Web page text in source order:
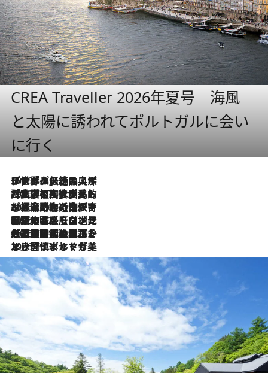
CREA Traveller 2026年夏号 海風
と太陽に誘われてポルトガルに会い
に行く
2026.8.8
リスボンの絶品スイーツ「パステル・デ・ナタ」とは？ポルトガル伝統の奥深い世界へ
2026.7.27
「私の祖国はポルトガル語です」国民的詩人フェルナンド・ペソアと、彼が愛した文学の街を歩く
2026.7.26
ポルトガル近海が育む極上の海の幸。キリリと冷えた白ワインと愉しむ、シーフード専門店の贅沢
2026.7.22
伝統の味をモダンに昇華。高感度な地元客が集う、リスボンの最旬ガストロノミー
2026.7.21
大航海時代の栄華から、震災、独裁、そして革命へ。ポルトガル・首都リスボンの石畳に刻まれた「歴史の光と影」
2026.7.13
エッセイ・ヤマザキマリ「慎ましくも美しき国 ポルトガル」